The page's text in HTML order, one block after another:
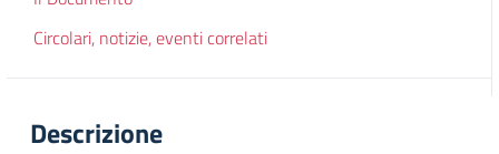
Circolari, notizie, eventi correlati
Descrizione